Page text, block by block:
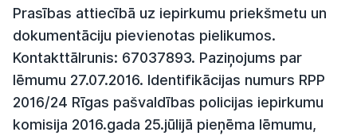
Prasības attiecībā uz iepirkumu priekšmetu un
dokumentāciju pievienotas pielikumos.
Kontakttālrunis: 67037893. Paziņojums par
lēmumu 27.07.2016. Identifikācijas numurs RPP
2016/24 Rīgas pašvaldības policijas iepirkumu
komisija 2016.gada 25.jūlijā pieņēma lēmumu,